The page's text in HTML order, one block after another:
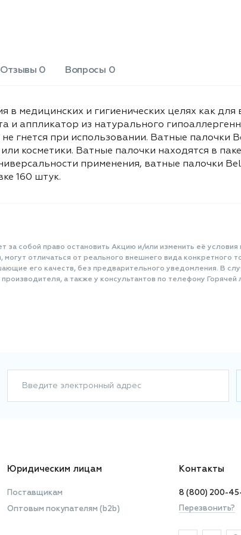
Bella
Отзывы 0 Вопросы 0
медицинских и гигиенических целях как для
аппликатор из натурального
гнется при использовании. Ватные палочки
косметики. Ватные палочки находятся в
применения, ватные палочки
160 штук.
за собой право остановить Акцию и/или изменить её
отличаться от реального внешнего вида конкретного
его качеств, без предварительного уведомления. В
а также у консультантов по телефону
Введите электронный адрес
Юридическим лицам
Поставщикам
Оптовым покупателям (b2b)
Контакты
8 (800) 200-
Перезвонить?